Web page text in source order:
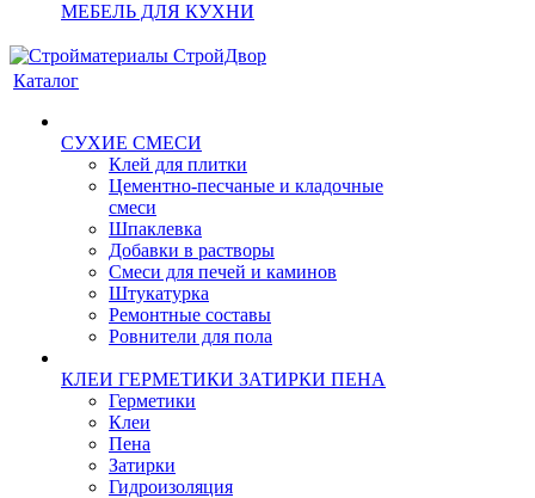
МЕБЕЛЬ ДЛЯ КУХНИ
Каталог
СУХИЕ СМЕСИ
Клей для плитки
Цементно-песчаные и кладочные
смеси
Шпаклевка
Добавки в растворы
Смеси для печей и каминов
Штукатурка
Ремонтные составы
Ровнители для пола
КЛЕИ ГЕРМЕТИКИ ЗАТИРКИ ПЕНА
Герметики
Клеи
Пена
Затирки
Гидроизоляция